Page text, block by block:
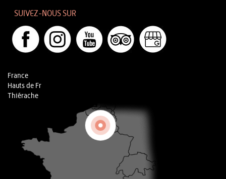
SUIVEZ-NOUS SUR
France
Hauts de Fr
Thiérache